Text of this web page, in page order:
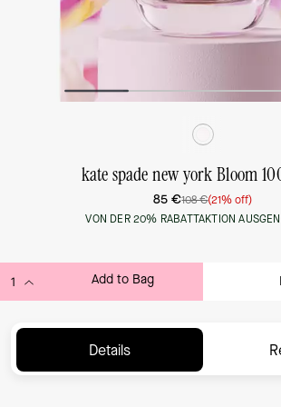
85 €108 €(21% off)
VON DER 20% RABATTAKTION
Add to Bag
Details